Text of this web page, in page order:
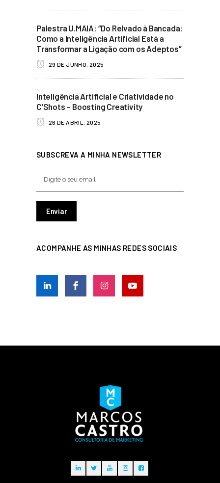
Palestra U.MAIA: “Do Relvado à Bancada:
Como a Inteligência Artificial Está a
Transformar a Ligação com os Adeptos”
29 DE JUNHO, 2025
Inteligência Artificial e Criatividade no
C’Shots – Boosting Creativity
26 DE ABRIL, 2025
SUBSCREVA A MINHA NEWSLETTER
ACOMPANHE AS MINHAS REDES SOCIAIS